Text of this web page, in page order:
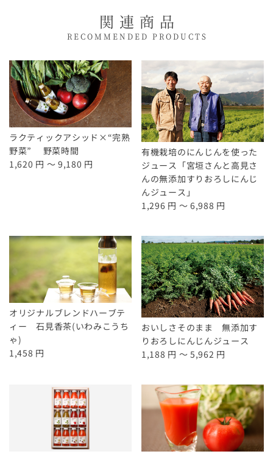
るこちらを購入しました。甘みが抑えられて飲み
やすいです。
関連商品
RECOMMENDED PRODUCTS
ラクティックアシッド×“完熟
野菜” 野菜時間
1,620 円 ～ 9,180 円
有機栽培のにんじんを使った
ジュース「宮垣さんと高見さ
んの無添加すりおろしにんじ
んジュース」
1,296 円 ～ 6,988 円
オリジナルブレンドハーブテ
ィー 石見香茶(いわみこうち
ゃ)
1,458 円
おいしさそのまま 無添加す
りおろしにんじんジュース
1,188 円 ～ 5,962 円